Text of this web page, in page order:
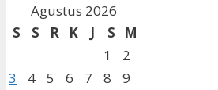
Agustus 2026
S
S R K J S
M
1
2
3
4 5 6 7 8
9